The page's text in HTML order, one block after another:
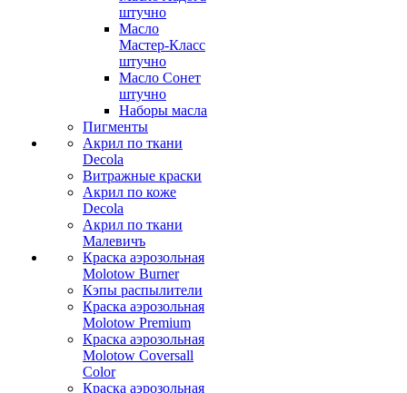
штучно
Масло
Мастер-Класс
штучно
Масло Сонет
штучно
Наборы масла
Пигменты
Акрил по ткани
Decola
Витражные краски
Акрил по коже
Decola
Акрил по ткани
Малевичъ
Краска аэрозольная
Molotow Burner
Кэпы распылители
Краска аэрозольная
Molotow Premium
Краска аэрозольная
Molotow Coversall
Color
Краска аэрозольная